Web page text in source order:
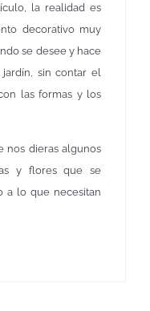
la realidad es
decorativo muy
se desee y hace
sin contar el
las formas y los
nos dieras algunos
y flores que se
a lo que necesitan